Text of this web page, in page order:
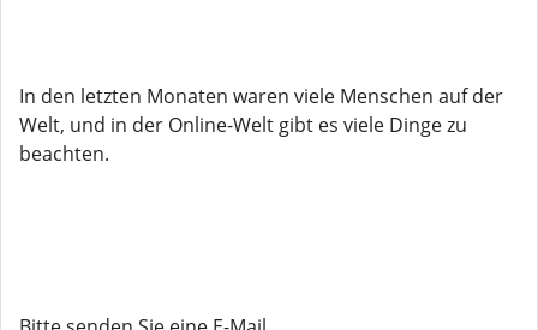
In den letzten Monaten waren viele Menschen auf der
Welt, und in der Online-Welt gibt es viele Dinge zu
beachten.